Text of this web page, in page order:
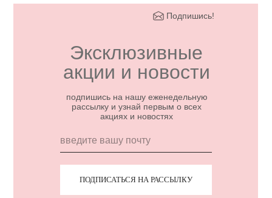
Эксклюзивные
акции и новости
ПОДПИСАТЬСЯ НА РАССЫЛКУ
подпишись на нашу еженедельную
рассылку и узнай первым о всех
акциях и новостях
Подпишись!